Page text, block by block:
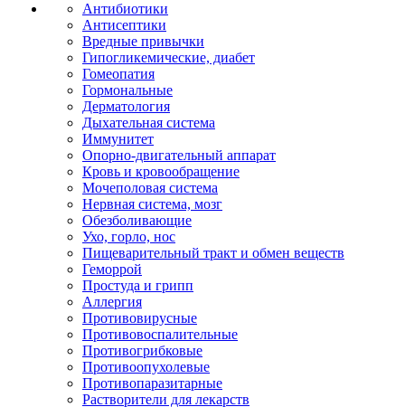
Антибиотики
Антисептики
Вредные привычки
Гипогликемические, диабет
Гомеопатия
Гормональные
Дерматология
Дыхательная система
Иммунитет
Опорно-двигательный аппарат
Кровь и кровообращение
Мочеполовая система
Нервная система, мозг
Обезболивающие
Ухо, горло, нос
Пищеварительный тракт и обмен веществ
Геморрой
Простуда и грипп
Аллергия
Противовирусные
Противовоспалительные
Противогрибковые
Противоопухолевые
Противопаразитарные
Растворители для лекарств